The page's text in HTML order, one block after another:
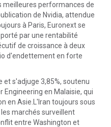
meilleures performances de
de Nvidia, attendue
à Paris, Euronext se
par une rentabilité
de croissance à deux
d'endettement en forte
et s'adjuge 3,85%, soutenu
Engineering en Malaisie, qui
en Asie.L'Iran toujours sous
marchés surveillent
entre Washington et